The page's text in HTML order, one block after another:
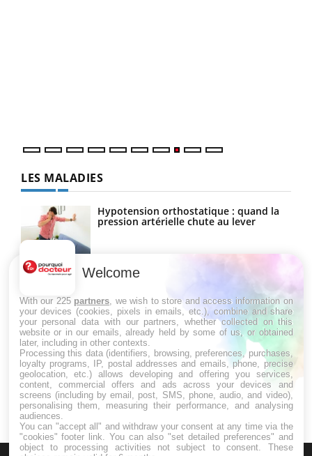
LES MALADIES
Hypotension orthostatique : quand la
pression artérielle chute au lever
Drépanocytose : une déformation des
globules rouges aux conséquences
Maladie de Charcot (Sclérose latérale
amyotrophique)
Welcome
With our 225 partners , we wish to store and access information on
your devices (cookies, pixels in emails, etc.), combine and share
your personal data with our partners, whether collected on this
website or in our emails, already held by some of us, or obtained
later, including in other contexts.
Processing this data (identifiers, browsing, preferences, purchases,
loyalty programs, IP, postal addresses and emails, phone, precise
geolocation, etc.) allows developing and offering you services,
content, commercial offers and ads across your devices and
screens (including by email, post, SMS, phone, audio, and video),
personalising them, measuring their performance, and analysing
audiences.
You can "accept all" and withdraw your consent at any time via the
"cookies" footer link . You can also "set detailed preferences" and
object to processing activities not subject to consent. These